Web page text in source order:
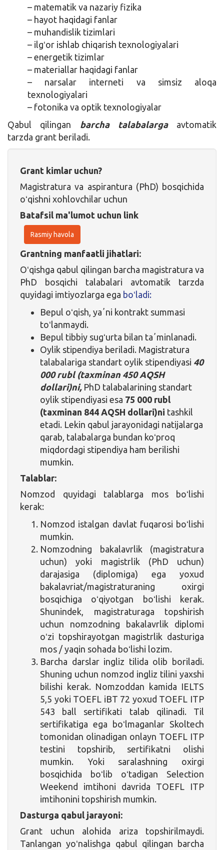
– matematik va nazariy fizika
– hayot haqidagi fanlar
– muhandislik tizimlari
– ilgʻor ishlab chiqarish texnologiyalari
– energetik tizimlar
– materiallar haqidagi fanlar
– narsalar interneti va simsiz aloqa
texnologiyalari
– fotonika va optik texnologiyalar
Qabul qilingan
barcha talabalarga
avtomatik
tarzda grant beriladi.
Grant kimlar uchun?
Magistratura va aspirantura (PhD) bosqichida
oʻqishni xohlovchilar uchun
Batafsil ma'lumot uchun link
Rasmiy havola
Grantning manfaatli jihatlari:
Oʻqishga qabul qilingan barcha magistratura va
PhD bosqichi talabalari avtomatik tarzda
quyidagi imtiyozlarga ega boʻladi:
Bepul oʻqish, yaʼni kontrakt summasi
toʻlanmaydi.
Bepul tibbiy sugʻurta bilan taʼminlanadi.
Oylik stipendiya beriladi. Magistratura
talabalariga standart oylik stipendiyasi 40
000 rubl (taxminan 450 AQSH
dollari)ni,PhD talabalarining standart
oylik stipendiyasi esa 75 000 rubl
(taxminan 844 AQSH dollari)ni tashkil
etadi. Lekin qabul jarayonidagi natijalarga
qarab, talabalarga bundan koʻproq
miqdordagi stipendiya ham berilishi
mumkin.
Talablar:
Nomzod quyidagi talablarga mos boʻlishi
kerak:
Nomzod istalgan davlat fuqarosi boʻlishi
mumkin.
Nomzodning bakalavrlik (magistratura
uchun) yoki magistrlik (PhD uchun)
darajasiga (diplomiga) ega yoxud
bakalavriat/magistraturaning oxirgi
bosqichiga oʻqiyotgan boʻlishi kerak.
Shunindek, magistraturaga topshirish
uchun nomzodning bakalavrlik diplomi
oʻzi topshirayotgan magistrlik dasturiga
mos / yaqin sohada boʻlishi lozim.
Barcha darslar ingliz tilida olib boriladi.
Shuning uchun nomzod ingliz tilini yaxshi
bilishi kerak. Nomzoddan kamida IELTS
5,5 yoki TOEFL iBT 72 yoxud TOEFL ITP
543 ball sertifikati talab qilinadi. Til
sertifikatiga ega boʻlmaganlar Skoltech
tomonidan olinadigan onlayn TOEFL ITP
testini topshirib, sertifikatni olishi
mumkin. Yoki saralashning oxirgi
bosqichida boʻlib oʻtadigan Selection
Weekend imtihoni davrida TOEFL ITP
imtihonini topshirish mumkin.
Dasturga qabul jarayoni:
Grant uchun alohida ariza topshirilmaydi.
Tanlangan yoʻnalishga qabul qilingan barcha